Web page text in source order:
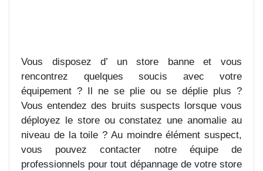
Vous disposez d’ un store banne et vous
rencontrez quelques soucis avec votre
équipement ? Il ne se plie ou se déplie plus ?
Vous entendez des bruits suspects lorsque vous
déployez le store ou constatez une anomalie au
niveau de la toile ? Au moindre élément suspect,
vous pouvez contacter notre équipe de
professionnels pour tout dépannage de votre store